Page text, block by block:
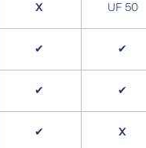
X UF 50
✔ ✔
✔ ✔
✔ X